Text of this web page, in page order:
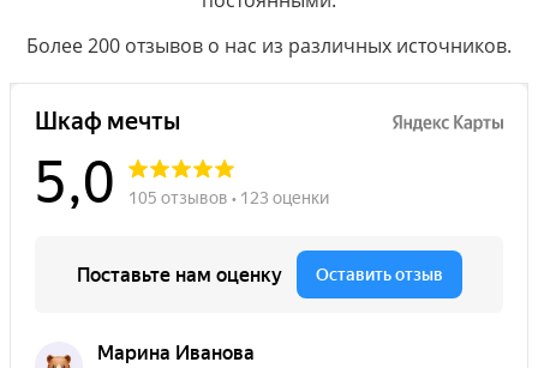
Более 200 отзывов о нас из различных источников.